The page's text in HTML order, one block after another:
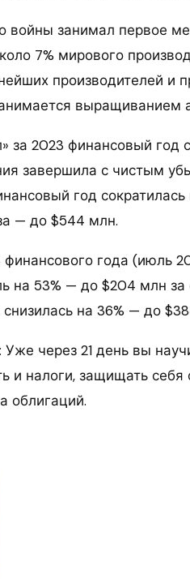
войны занимал первое
7% мирового
производителей и
выращиванием
за 2023 финансовый год
завершила с чистым
год
— до $544 млн.
года (июль
на 53% — до $204 млн
снизилась на 36% — до
через 21 день вы
и налоги, защищать себя
облигаций.